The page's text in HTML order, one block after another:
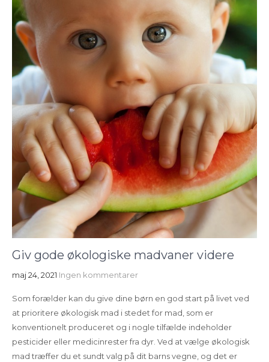
Giv gode økologiske madvaner videre
maj 24, 2021 Ingen kommentarer
Som forælder kan du give dine børn en god start på livet ved
at prioritere økologisk mad i stedet for mad, som er
konventionelt produceret og i nogle tilfælde indeholder
pesticider eller medicinrester fra dyr. Ved at vælge økologisk
mad træffer du et sundt valg på dit barns vegne, og det er